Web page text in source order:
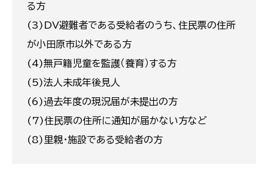
る方
(3)DV避難者である受給者のうち、住民票の住所
が小田原市以外である方
(4)無戸籍児童を監護（養育）する方
(5)法人未成年後見人
(6)過去年度の現況届が未提出の方
(7)住民票の住所に通知が届かない方など
(8)里親・施設である受給者の方